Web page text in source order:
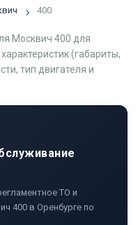
400
Москвич 400 для
(габариты,
тип двигателя и
ТО и
400 в Оренбурге по